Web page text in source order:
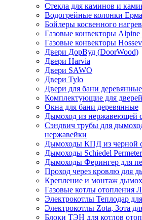
Стекла для каминов и
Водогрейные колонки
Бойлеры косвенного
Газовые конвекторы
Газовые конвекторы
Двери ДорВуд (DoorWood)
Двери Harvia
Двери SAWO
Двери Tylo
Двери для бани деревянные
Комплектующие для дверей
Окна для бани деревянные
Дымоход из нержавеющей
Сэндвич трубы для
нержавейки
Дымоходы КПД из черной
Дымоходы Schiedel
Дымоходы Ферингер для
Проход через кровлю для
Крепление и монтаж
Газовые котлы отопления
Электрокотлы Теплодар
Электрокотлы Zota, Зота
Блоки ТЭН для котлов